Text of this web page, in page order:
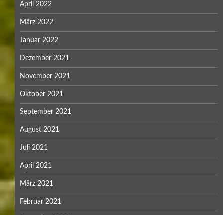
April 2022
März 2022
Januar 2022
Dezember 2021
November 2021
Oktober 2021
September 2021
August 2021
Juli 2021
April 2021
März 2021
Februar 2021